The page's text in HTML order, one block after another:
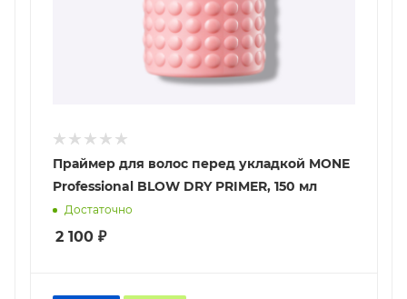
Праймер для волос перед укладкой MONE
Professional BLOW DRY PRIMER, 150 мл
Достаточно
2 100 ₽